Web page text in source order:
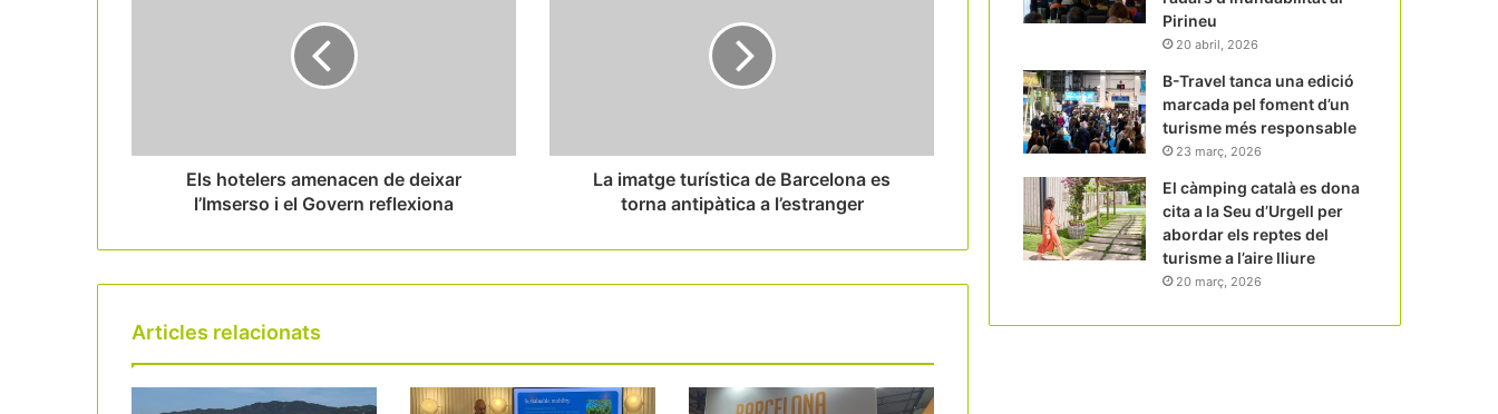
pròxima edició
FITUR impulsa l’activitat turística i
Els hotelers amenacen de deixar
l’Imserso i el Govern reflexiona
La imatge turística de Barcelona es
torna antipàtica a l’estranger
Articles relacionats
Pirineu
20 abril, 2026
B-Travel tanca una edició
marcada pel foment d’un
turisme més responsable
23 març, 2026
El càmping català es dona
cita a la Seu d’Urgell per
abordar els reptes del
turisme a l’aire lliure
20 març, 2026